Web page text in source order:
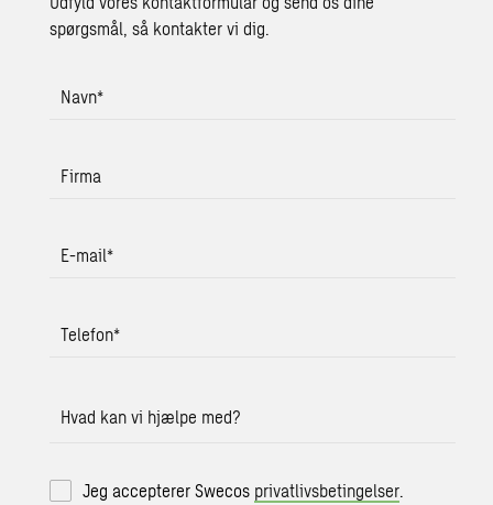
spørgsmål, så kontakter vi dig.
Navn*
Firma
E-mail*
Telefon*
Hvad kan vi hjælpe med?
Jeg accepterer Swecos privatlivsbetingelser